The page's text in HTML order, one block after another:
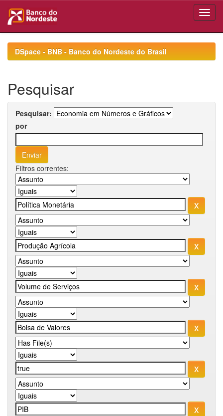
navigationDSpace - BNB - Banco do Nordeste do Brasil
Pesquisar
Pesquisar:
por
Filtros correntes: